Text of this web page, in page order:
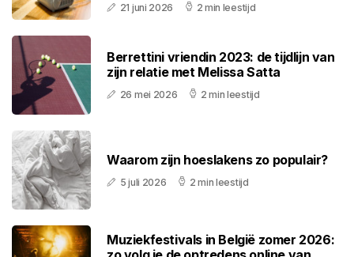
21 juni 2026 2 min leestijd
Berrettini vriendin 2023: de tijdlijn van
zijn relatie met Melissa Satta
26 mei 2026 2 min leestijd
Waarom zijn hoeslakens zo populair?
5 juli 2026 2 min leestijd
Muziekfestivals in België zomer 2026: